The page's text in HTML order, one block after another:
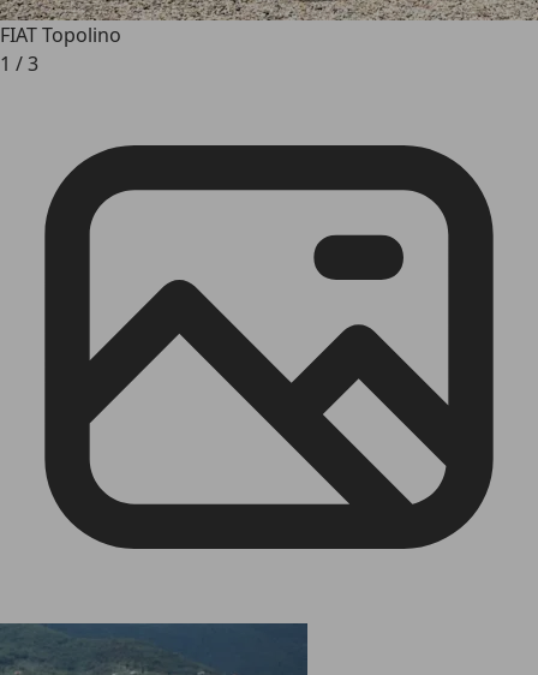
FIAT Topolino
1 /3